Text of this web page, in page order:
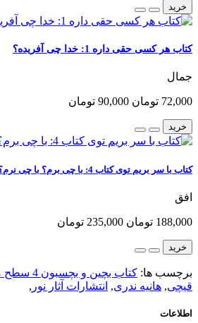
خرید
کتاب هر کسی حقی داره 1: خدا چی آفریده؟
جمال
72,000 تومان 90,000 تومان
خرید
کتاب با سر بریم توی کتاب 4: با چی برم؟ با چی نرم؟
افق
188,000 تومان 235,000 تومان
خرید
برچسب ها: کتاب بچین و بچسبون 4 سطح متوسط
قیچی, هانیه ندری, انتشارات آثار نور ,
اطلاعات